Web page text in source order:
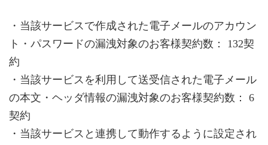
・当該サービスで作成された電子メールのアカウン
ト・パスワードの漏洩対象のお客様契約数： 132契
約
・当該サービスを利用して送受信された電子メール
の本文・ヘッダ情報の漏洩対象のお客様契約数： 6
契約
・当該サービスと連携して動作するように設定され